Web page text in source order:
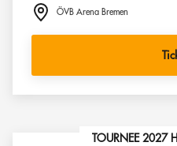
ÖVB Arena Bremen
TOURNEE 2027